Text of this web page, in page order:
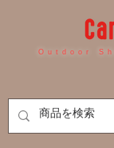
Outdoor